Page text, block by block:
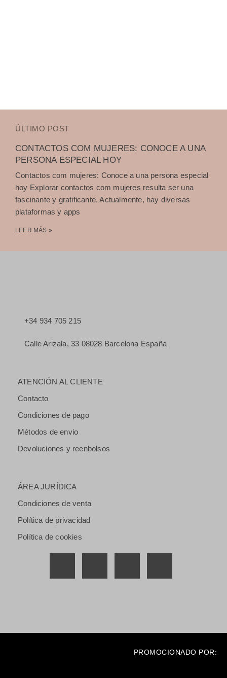
ÚLTIMO POST
CONTACTOS COM MUJERES: CONOCE A UNA
PERSONA ESPECIAL HOY
Contactos com mujeres: Conoce a una persona especial
hoy Explorar contactos com mujeres resulta ser una
fascinante y gratificante. Actualmente, hay diversas
plataformas y apps
LEER MÁS »
+34 934 705 215
Calle Arizala, 33 08028 Barcelona España
ATENCIÓN AL CLIENTE
Contacto
Condiciones de pago
Métodos de envio
Devoluciones y reenbolsos
ÁREA JURÍDICA
Condiciones de venta
Política de privacidad
Política de cookies
PROMOCIONADO POR: